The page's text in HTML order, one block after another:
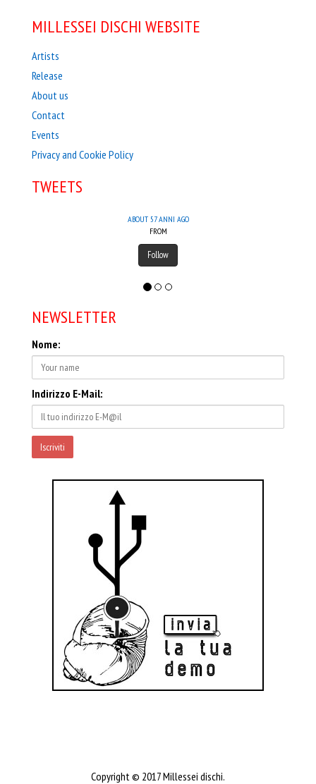
MILLESSEI DISCHI WEBSITE
Artists
Release
About us
Contact
Events
Privacy and Cookie Policy
TWEETS
ABOUT 57 ANNI AGO
FROM
Follow
NEWSLETTER
Nome:
Indirizzo E-Mail:
Copyright © 2017 Millessei dischi.